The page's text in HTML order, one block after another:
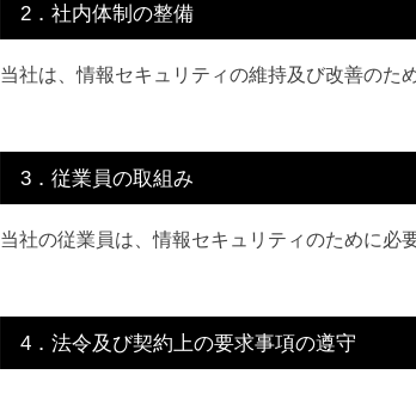
2．社内体制の整備
当社は、情報セキュリティの維持及び改善のた
3．従業員の取組み
当社の従業員は、情報セキュリティのために必
4．法令及び契約上の要求事項の遵守